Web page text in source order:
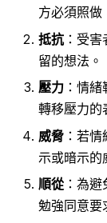
方必須照做
抵抗 ：受
留的想法。
壓力 ：情
轉移壓力的
威脅 ：若
示或暗示的
順從 ：為
勉強同意要